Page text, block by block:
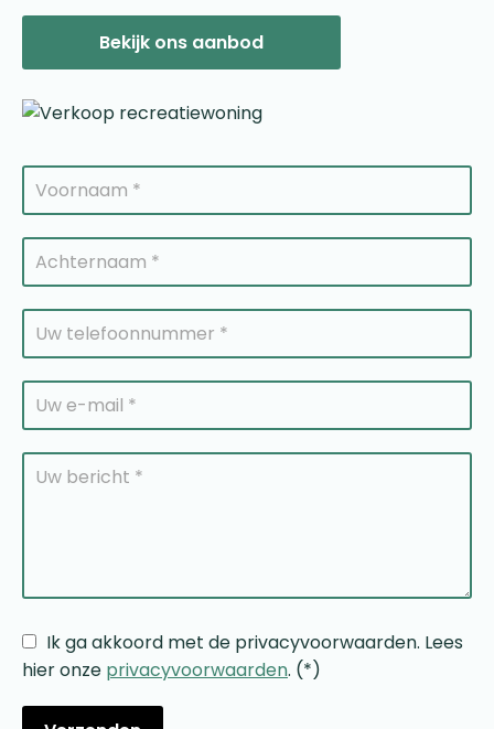
Bekijk ons aanbod
Ik ga akkoord met de privacyvoorwaarden. Lees
hier onze privacyvoorwaarden. (*)